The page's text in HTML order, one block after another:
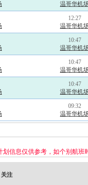
温哥华机
12:27
温哥华机
10:47
温哥华机
10:47
温哥华机
10:47
温哥华机
09:32
温哥华机
划信息仅供参考，如个别航
关注